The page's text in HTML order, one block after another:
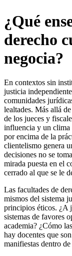
¿Qué
derecho
negocia?
En contextos sin
justicia
comunidades
lealtades. Más allá
de los jueces y
influencia y un clima
por encima de la
clientelismo genera
decisiones no se
mirada puesta en el
cerrado al que se le
Las facultades de
mismos del sistema
principios éticos. ¿A
sistemas de favores
academia? ¿Cómo
hay docentes que
manifiestas dentro